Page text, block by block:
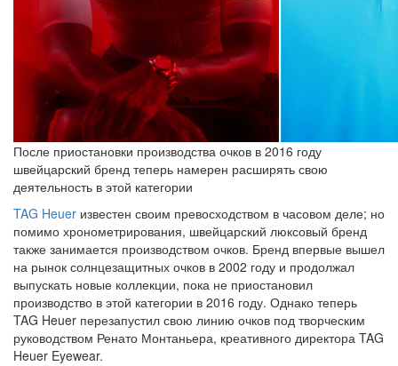
После приостановки производства очков в 2016 году
швейцарский бренд теперь намерен расширять свою
деятельность в этой категории
TAG Heuer известен своим превосходством в часовом деле; но
помимо хронометрирования, швейцарский люксовый бренд
также занимается производством очков. Бренд впервые вышел
на рынок солнцезащитных очков в 2002 году и продолжал
выпускать новые коллекции, пока не приостановил
производство в этой категории в 2016 году. Однако теперь
TAG Heuer перезапустил свою линию очков под творческим
руководством Ренато Монтаньера, креативного директора TAG
Heuer Eyewear.